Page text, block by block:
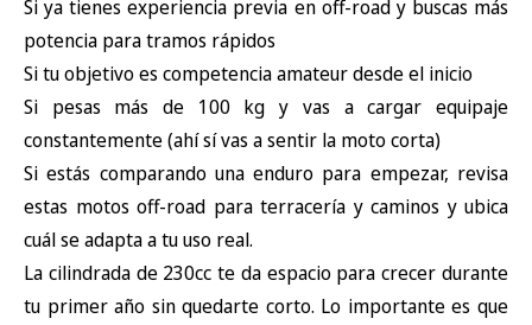
Si ya tienes experiencia previa en off-road y buscas más
potencia para tramos rápidos
Si tu objetivo es competencia amateur desde el inicio
Si pesas más de 100 kg y vas a cargar equipaje
constantemente (ahí sí vas a sentir la moto corta)
Si estás comparando una enduro para empezar, revisa
estas motos off-road para terracería y caminos y ubica
cuál se adapta a tu uso real.
La cilindrada de 230cc te da espacio para crecer durante
tu primer año sin quedarte corto. Lo importante es que